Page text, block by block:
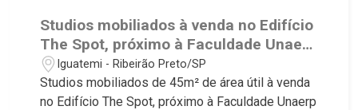
Studios mobiliados à venda no Edifício
The Spot, próximo à Faculdade Unaerp
- Ribeirão Preto/SP.
Iguatemi - Ribeirão Preto/SP
Studios mobiliados de 45m² de área útil à venda
no Edifício The Spot, próximo à Faculdade Unaerp